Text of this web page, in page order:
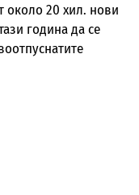
около 20 хил. нови
година да се